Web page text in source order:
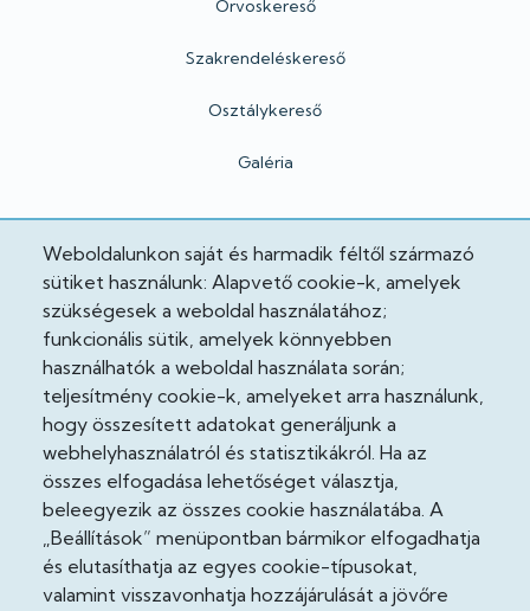
Weboldalunkon saját és harmadik féltől származó
sütiket használunk: Alapvető cookie-k, amelyek
szükségesek a weboldal használatához;
funkcionális sütik, amelyek könnyebben
használhatók a weboldal használata során;
teljesítmény cookie-k, amelyeket arra használunk,
hogy összesített adatokat generáljunk a
webhelyhasználatról és statisztikákról. Ha az
összes elfogadása lehetőséget választja,
beleegyezik az összes cookie használatába. A
„Beállítások” menüpontban bármikor elfogadhatja
és elutasíthatja az egyes cookie-típusokat,
valamint visszavonhatja hozzájárulását a jövőre
Orvoskereső
Szakrendeléskereső
Osztálykereső
Galéria
Hivatalos
Adatkezelési tájékoztató
Adatvédelmi tisztviselő
Akadálymentesítési nyilatkozat
Cooekie szabályzat
Felhasználási feltételek
Impresszum